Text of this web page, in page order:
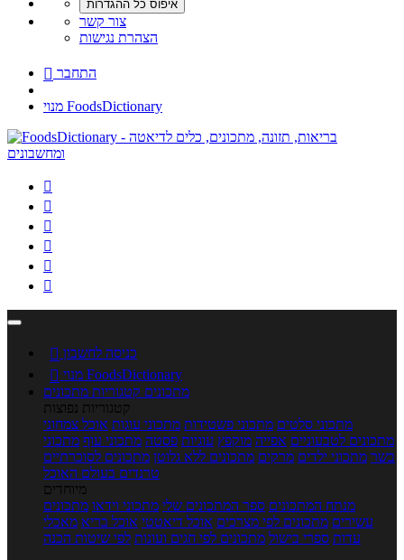
צור קשר
הצהרת נגישות
 התחבר
מנוי FoodsDictionary






 כניסה לחשבון

מנוי FoodsDictionary
מתכונים קטגוריות מתכונים
קטגוריות נפוצות
מתכוני סלטים מתכוני פשטידות מתכוני עוגות אוכל צמחוני
מתכונים לטבעוניים אפייה מוקפץ עוגיות פסטה מתכוני עוף מתכוני
בשר מתכוני ילדים מרקים מתכונים ללא גלוטן מתכונים לסוכרתיים
טרנדים בעולם האוכל
מיוחדים
מנתח המתכונים ספר המתכונים שלי מתכוני וידאו מתכונים
עשירים מתכונים לפי מצרכים אוכל דיאטטי אוכל בריא מאכלי
עדות ספרי בישול מתכונים לפי חגים ועונות לפי שיטות הכנה